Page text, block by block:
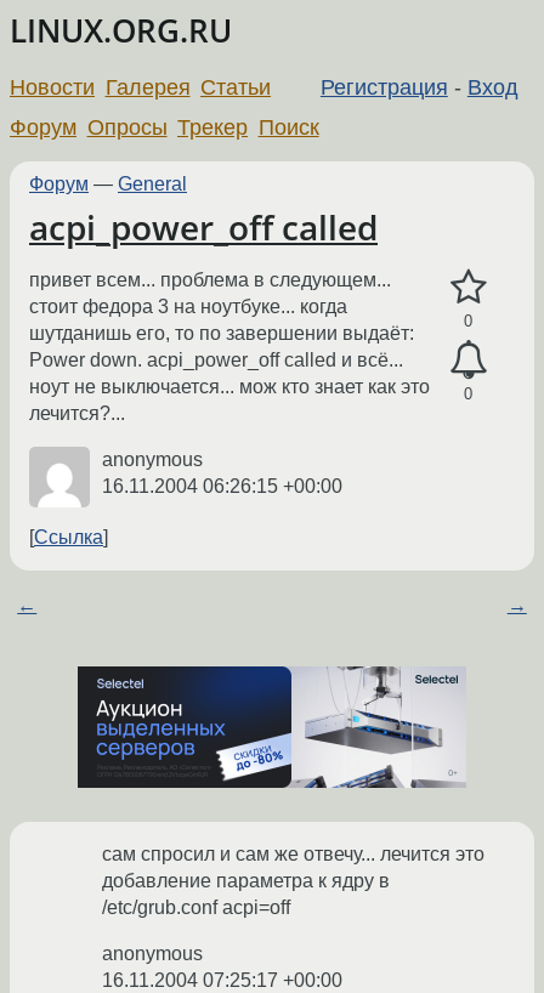
LINUX.ORG.RU
Регистрация - Вход
Новости Галерея Статьи
Форум Опросы Трекер Поиск
Форум — General
acpi_power_off called
0
0
привет всем... проблема в следующем...
стоит федора 3 на ноутбуке... когда
шутданишь его, то по завершении выдаёт:
Power down. acpi_power_off called и всё...
ноут не выключается... мож кто знает как это
лечится?...
anonymous
16.11.2004 06:26:15 +00:00
Ссылка
← →
сам спросил и сам же отвечу... лечится это
добавление параметра к ядру в
/etc/grub.conf acpi=off
anonymous
16.11.2004 07:25:17 +00:00